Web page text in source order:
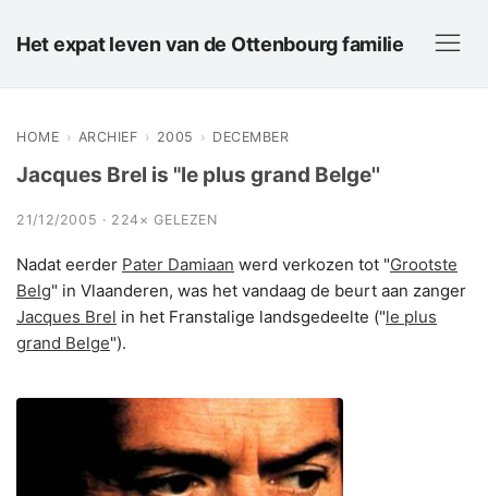
Het expat leven van de Ottenbourg familie
HOME › ARCHIEF › 2005 › DECEMBER
Jacques Brel is "le plus grand Belge''
21/12/2005 · 224× GELEZEN
Nadat eerder Pater Damiaan werd verkozen tot "Grootste
Belg" in Vlaanderen, was het vandaag de beurt aan zanger
Jacques Brel in het Franstalige landsgedeelte ("le plus
grand Belge").